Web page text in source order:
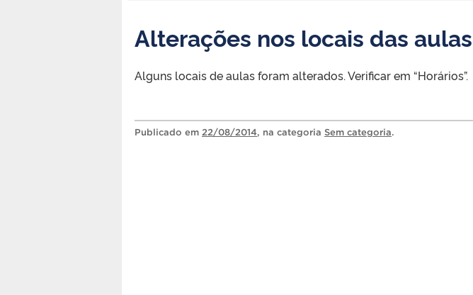
Alterações nos locais das aulas
Alguns locais de aulas foram alterados. Verificar em “Horários”.
Publicado em 22/08/2014, na categoria Sem categoria.